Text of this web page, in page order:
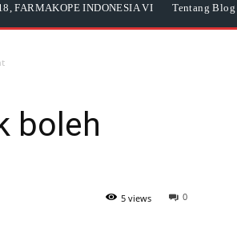
FARMAKOPE INDONESIA VI Tentang
boleh
0
5 views